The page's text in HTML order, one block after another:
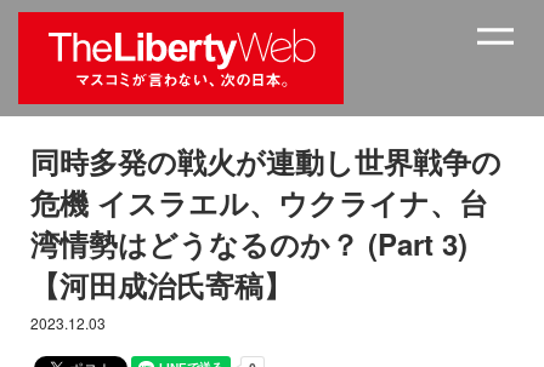
同時多発の戦火が連動し世界戦争の
危機 イスラエル、ウクライナ、台
湾情勢はどうなるのか？ (Part 3)
【河田成治氏寄稿】
2023.12.03